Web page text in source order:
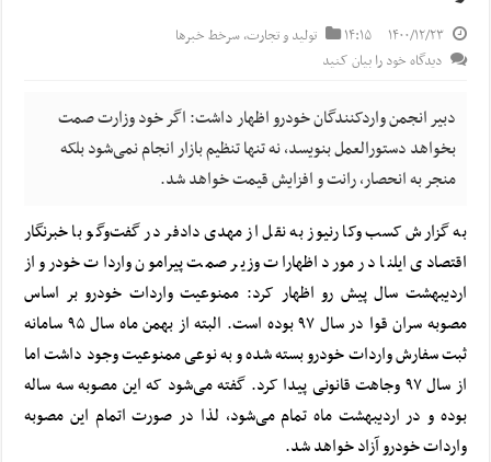
۱۴۰۰/۱۲/۲۳ ۱۴:۱۵ تولید و تجارت,سرخط خبرها
دیدگاه خود را بیان کنید
دبیر انجمن واردکنندگان خودرو اظهار داشت: اگر خود وزارت صمت
بخواهد دستورالعمل بنویسد، نه تنها تنظیم بازار انجام نمی‌شود بلکه
منجر به انحصار، رانت و افزایش قیمت خواهد شد.
به گزارش کسب وکا رنیوز به نقل از مهدی دادفر در گفت‌وگو با خبرنگار
اقتصادی ایلنا در مورد اظهارات وزیر صمت پیرامون واردات خودرو از
اردیبهشت سال پیش رو اظهار کرد: ممنوعیت واردات خودرو بر اساس
مصوبه سران قوا در سال ۹۷ بوده است. البته از بهمن ماه سال ۹۵ سامانه
ثبت سفارش واردات خودرو بسته شده و به نوعی ممنوعیت وجود داشت اما
از سال ۹۷ وجاهت قانونی پیدا کرد. گفته می‌شود که این مصوبه سه ساله
بوده و در اردیبهشت ماه تمام می‌شود، لذا در صورت اتمام این مصوبه
واردات خودرو آزاد خواهد شد.